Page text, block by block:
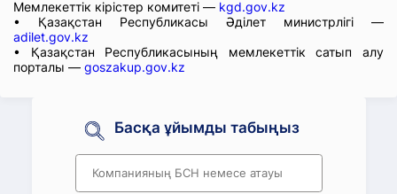
Мемлекеттік кірістер комитеті — kgd.gov.kz
• Қазақстан Республикасы Әділет министрлігі —
adilet.gov.kz
• Қазақстан Республикасының мемлекеттік сатып алу
порталы — goszakup.gov.kz
Басқа ұйымды табыңыз